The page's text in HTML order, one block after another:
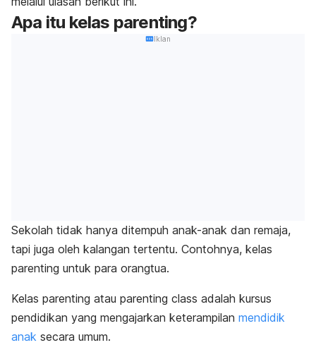
Apa itu kelas parenting?
Iklan
Sekolah tidak hanya ditempuh anak-anak dan remaja,
tapi juga oleh kalangan tertentu. Contohnya, kelas
parenting untuk para orangtua.
Kelas parenting atau parenting class adalah kursus
pendidikan yang mengajarkan keterampilan mendidik
anak secara umum.